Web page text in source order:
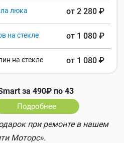
люка от 2 280 ₽
на стекле от 1 080 ₽
на стекле от 1 080 ₽
за 490₽ по 43
Подробнее
при ремонте в нашем
Моторс».